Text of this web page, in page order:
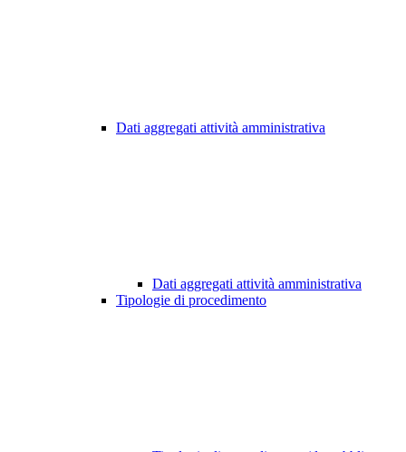
Dati aggregati attività amministrativa
Dati aggregati attività amministrativa
Tipologie di procedimento